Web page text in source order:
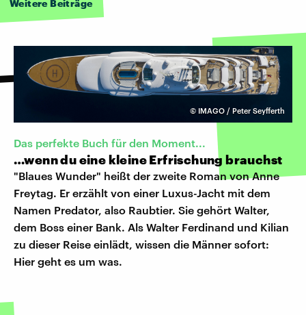
Weitere Beiträge
© IMAGO / Peter Seyfferth
Das perfekte Buch für den Moment...
…wenn du eine kleine Erfrischung brauchst
"Blaues Wunder" heißt der zweite Roman von Anne
Freytag. Er erzählt von einer Luxus-Jacht mit dem
Namen Predator, also Raubtier. Sie gehört Walter,
dem Boss einer Bank. Als Walter Ferdinand und Kilian
zu dieser Reise einlädt, wissen die Männer sofort:
Hier geht es um was.